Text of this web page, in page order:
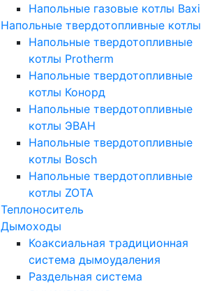
Напольные газовые котлы Baxi
Напольные твердотопливные котлы
Напольные твердотопливные
котлы Protherm
Напольные твердотопливные
котлы Конорд
Напольные твердотопливные
котлы ЭВАН
Напольные твердотопливные
котлы Bosch
Напольные твердотопливные
котлы ZOTA
Теплоноситель
Дымоходы
Коаксиальная традиционная
система дымоудаления
Раздельная система